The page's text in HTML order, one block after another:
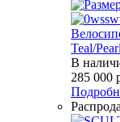
Teal/
В
285 000